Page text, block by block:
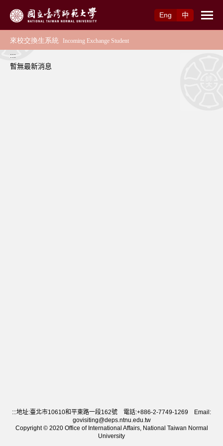
Eng
中
:::
暫無最新消息
:::地址:臺北市10610和平東路一段162號 電話:+886-2-7749-1269 Email:
govisiting@deps.ntnu.edu.tw
Copyright © 2020 Office of International Affairs, National Taiwan Normal
University